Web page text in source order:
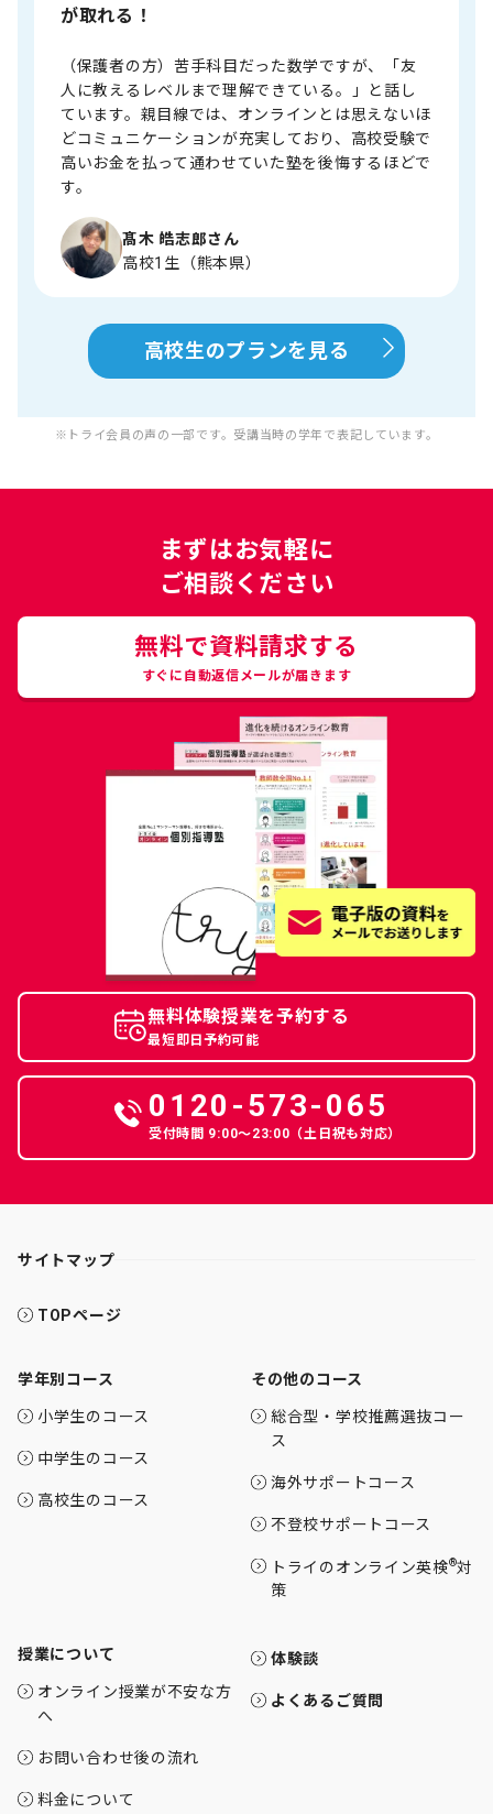
髙木 皓志郎さん
高校1生（熊本県）
が取れる！
（保護者の方）苦手科目だった数学ですが、「友
人に教えるレベルまで理解できている。」と話し
ています。親目線では、オンラインとは思えないほ
どコミュニケーションが充実しており、高校受験で
高いお金を払って通わせていた塾を後悔するほどで
す。
高校生のプランを見る
※トライ会員の声の一部です。受講当時の学年で表記しています。
まずはお気軽に
ご相談ください
無料で資料請求する
すぐに自動返信メールが届きます
無料体験授業を予約する
最短即日予約可能
0120-573-065
受付時間 9:00〜23:00（土日祝も対応）
サイトマップ
TOPページ
学年別コース
小学生のコース
中学生のコース
高校生のコース
その他のコース
総合型・学校推薦選抜コー
ス
海外サポートコース
不登校サポートコース
トライのオンライン英検®対
策
授業について
オンライン授業が不安な方
へ
お問い合わせ後の流れ
料金について
体験談
よくあるご質問